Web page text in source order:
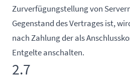
Zurverfügungstellung von
Gegenstand des Vertrages ist,
nach Zahlung der als
Entgelte anschalten.
2.7